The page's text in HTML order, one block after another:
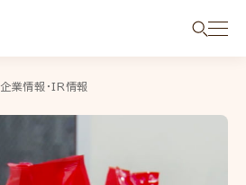
企業情報・IR情報